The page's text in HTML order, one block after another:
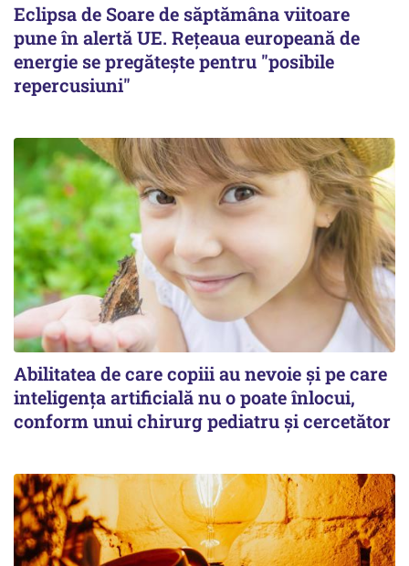
Eclipsa de Soare de săptămâna viitoare
pune în alertă UE. Rețeaua europeană de
energie se pregătește pentru "posibile
repercusiuni"
Abilitatea de care copiii au nevoie și pe care
inteligența artificială nu o poate înlocui,
conform unui chirurg pediatru și cercetător